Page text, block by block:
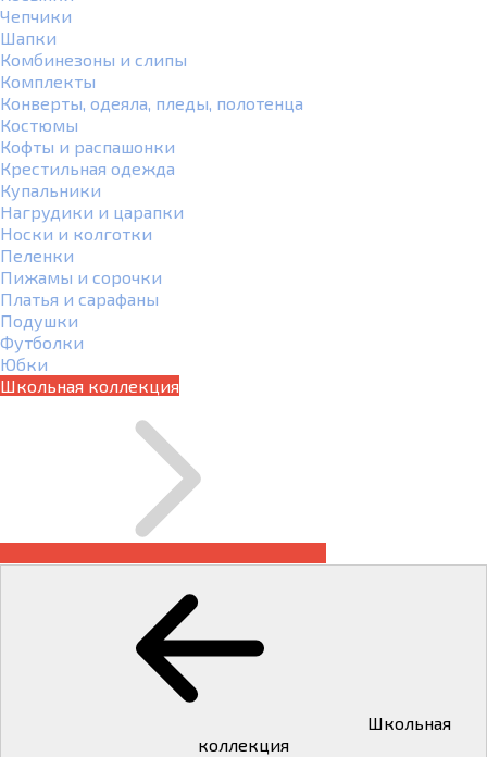
Чепчики
Шапки
Комбинезоны и слипы
Комплекты
Конверты, одеяла, пледы, полотенца
Костюмы
Кофты и распашонки
Крестильная одежда
Купальники
Нагрудики и царапки
Носки и колготки
Пеленки
Пижамы и сорочки
Платья и сарафаны
Подушки
Футболки
Юбки
Школьная коллекция
коллекция